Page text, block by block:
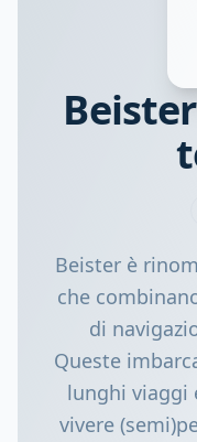
Beister è
che
di
Queste
lunghi viaggi
vivere